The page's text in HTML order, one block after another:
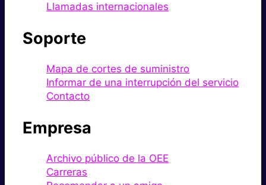
Llamadas internacionales
Soporte
Mapa de cortes de suministro
Informar de una interrupción del servicio
Contacto
Empresa
Archivo público de la OEE
Carreras